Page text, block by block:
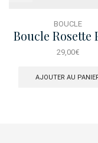
BOUCLE
Boucle Rosette
29,00€
AJOUTER AU